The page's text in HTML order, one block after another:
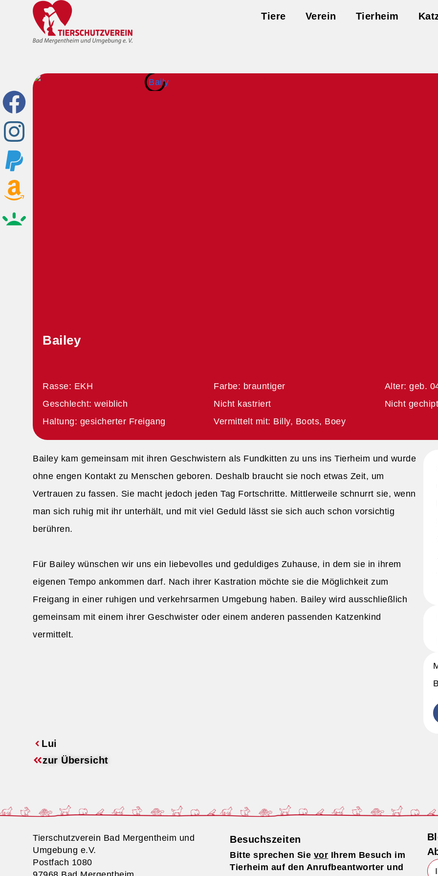
Tiere Verein Tierheim
Bailey
Rasse: EKH Farbe: brauntiger
Alter: geb.
Geschlecht: weiblich
Nicht kastriert
Nicht gechipt
Haltung: gesicherter Freigang
Vermittelt mit: Billy, Boots, Boey
Bailey kam gemeinsam mit ihren Geschwistern als Fundkitten zu uns ins Tierheim und wurde
ohne engen Kontakt zu Menschen geboren. Deshalb braucht sie noch etwas Zeit, um
Vertrauen zu fassen. Sie macht jedoch jeden Tag Fortschritte. Mittlerweile schnurrt sie, wenn
man sich ruhig mit ihr unterhält, und mit viel Geduld lässt sie sich auch schon vorsichtig
berühren.
Für Bailey wünschen wir uns ein liebevolles und geduldiges Zuhause, in dem sie in ihrem
eigenen Tempo ankommen darf. Nach ihrer Kastration möchte sie die Möglichkeit zum
Freigang in einer ruhigen und verkehrsarmen Umgebung haben. Bailey wird ausschließlich
gemeinsam mit einem ihrer Geschwister oder einem anderen passenden Katzenkind
vermittelt.
Lui
zur Übersicht
Tierschutzverein Bad Mergentheim und
Umgebung e.V.
Postfach 1080
Besuchszeiten
Bitte sprechen Sie vor Ihrem Besuch im
Tierheim auf den Anrufbeantworter und